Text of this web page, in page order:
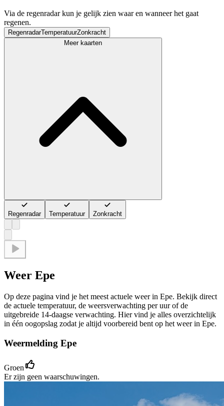
Via de regenradar kun je gelijk zien waar en wanneer het gaat
regenen.
RegenradarTemperatuurZonkracht
Meer kaarten
Regenradar Temperatuur Zonkracht
Weer Epe
Op deze pagina vind je het meest actuele weer in Epe. Bekijk direct
de actuele temperatuur, de weersverwachting per uur of de
uitgebreide 14-daagse verwachting. Hier vind je alles overzichtelijk
in één oogopslag zodat je altijd voorbereid bent op het weer in Epe.
Weermelding Epe
Groen
Er zijn geen waarschuwingen.